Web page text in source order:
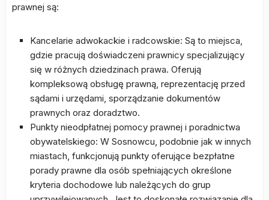
prawnej są:
Kancelarie adwokackie i radcowskie: Są to miejsca,
gdzie pracują doświadczeni prawnicy specjalizujący
się w różnych dziedzinach prawa. Oferują
kompleksową obsługę prawną, reprezentację przed
sądami i urzędami, sporządzanie dokumentów
prawnych oraz doradztwo.
Punkty nieodpłatnej pomocy prawnej i poradnictwa
obywatelskiego: W Sosnowcu, podobnie jak w innych
miastach, funkcjonują punkty oferujące bezpłatne
porady prawne dla osób spełniających określone
kryteria dochodowe lub należących do grup